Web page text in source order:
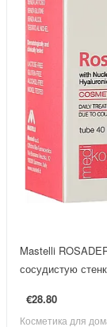
Mastelli
сосудистую
€28.80
Косметика для